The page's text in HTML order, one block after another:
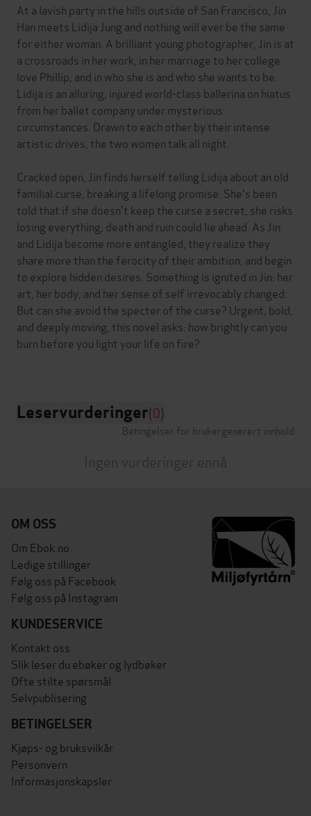
At a lavish party in the hills outside of San Francisco, Jin
Han meets Lidija Jung and nothing will ever be the same
for either woman. A brilliant young photographer, Jin is at
a crossroads in her work, in her marriage to her college
love Phillip, and in who she is and who she wants to be.
Lidija is an alluring, injured world-class ballerina on hiatus
from her ballet company under mysterious
circumstances. Drawn to each other by their intense
artistic drives, the two women talk all night.
Cracked open, Jin finds herself telling Lidija about an old
familial curse, breaking a lifelong promise. She's been
told that if she doesn't keep the curse a secret, she risks
losing everything; death and ruin could lie ahead. As Jin
and Lidija become more entangled, they realize they
share more than the ferocity of their ambition, and begin
to explore hidden desires. Something is ignited in Jin: her
art, her body, and her sense of self irrevocably changed.
But can she avoid the specter of the curse? Urgent, bold,
and deeply moving, this novel asks: how brightly can you
burn before you light your life on fire?
Leservurderinger(0)
Betingelser for brukergenerert innhold
Ingen vurderinger ennå
OM OSS
Om Ebok.no
Ledige stillinger
Følg oss på Facebook
Følg oss på Instagram
KUNDESERVICE
Kontakt oss
Slik leser du ebøker og lydbøker
Ofte stilte spørsmål
Selvpublisering
BETINGELSER
Kjøps- og bruksvilkår
Personvern
Informasjonskapsler